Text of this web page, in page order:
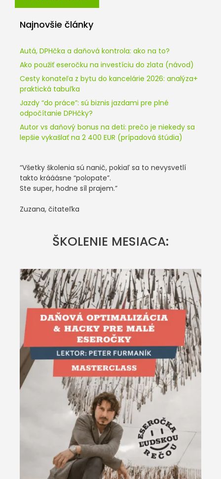
Najnovšie články
Autá, DPHčka a daňová kontrola: ako na to?
Ako použiť eseročku na investíciu do zlata (návod)
Cesty konateľa z bytu do kancelárie 2026: analýza+
praktická tabuľka
Jazdy “do práce”: sú biznis jazdami pre plné
odpočítanie DPHčky?
Autor vs daňový bonus na deti: prečo je niekedy sa
lepšie vykašlať na 2 400 EUR (prípadová štúdia)
“Všetky školenia sú nanič, pokiaľ sa to nevysvetlí
takto krááásne “polopate”.
Ste super, hodne síl prajem.”
Zuzana, čitateľka
ŠKOLENIE MESIACA: